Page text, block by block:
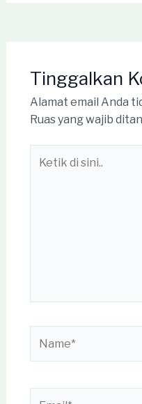
Tinggalkan
Alamat email Anda
Ruas yang wajib